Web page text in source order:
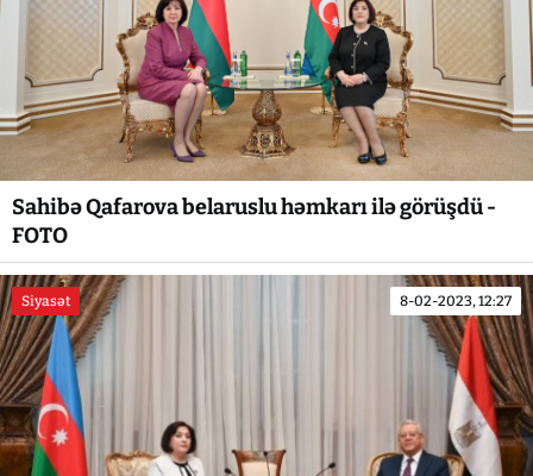
Sahibə Qafarova belaruslu həmkarı ilə görüşdü -
FOTO
Siyasət 8-02-2023, 12:27